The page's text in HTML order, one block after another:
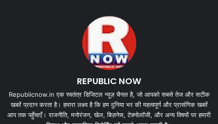
REPUBLIC NOW
Republicnow.in एक स्वतंत्र डिजिटल न्यूज़ चैनल है, जो आपको सबसे तेज और सटीक
खबरें प्रदान करता है। हमारा लक्ष्य है कि हम दुनिया भर की महत्वपूर्ण और प्रासंगिक खबरें
आप तक पहुँचाएँ। राजनीति, मनोरंजन, खेल, बिज़नेस, टेक्नोलॉजी, और अन्य विषयों पर हमारी